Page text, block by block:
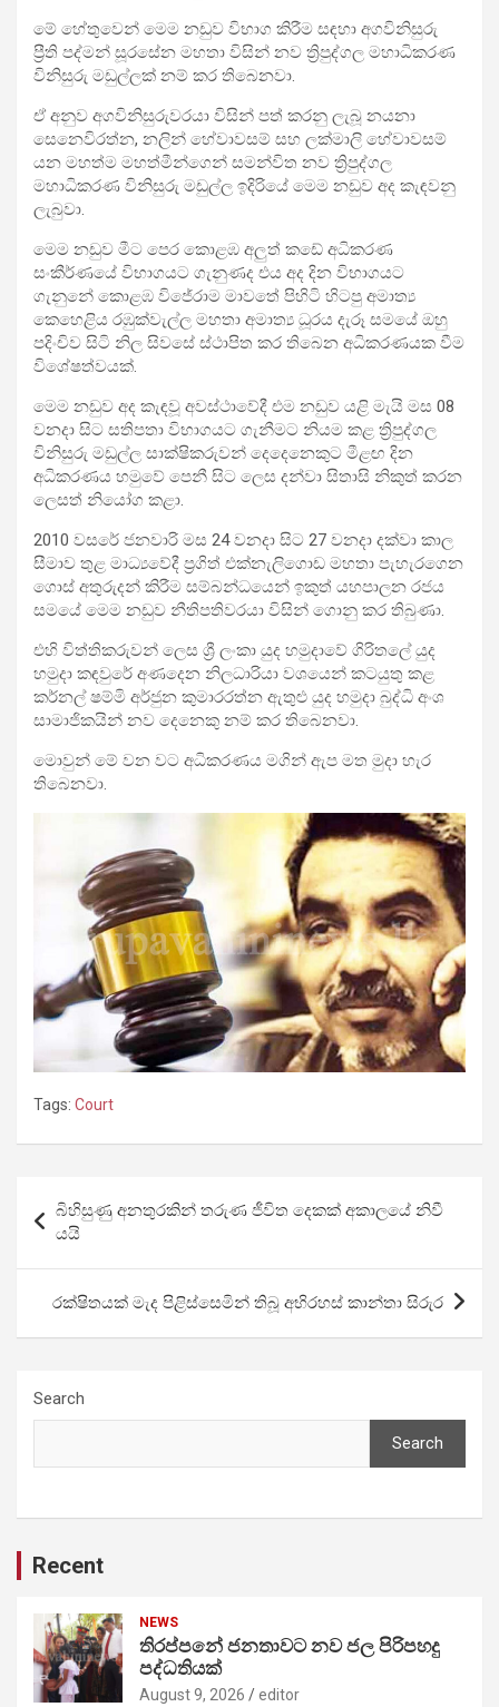
මේ හේතුවෙන් මෙම නඩුව විභාග කිරීම සඳහා අගවිනිසුරු
ප්‍රීති පද්මන් සූරසේන මහතා විසින් නව ත්‍රිපුද්ගල මහාධිකරණ
විනිසුරු මඩුල්ලක් නම් කර තිබෙනවා.
ඒ අනුව අගවිනිසුරුවරයා විසින් පත් කරනු ලැබූ නයනා
සෙනෙවිරත්න, නලින් හේවාවසම් සහ ලක්මාලි හේවාවසම්
යන මහත්ම මහත්මීන්ගෙන් සමන්විත නව ත්‍රිපුද්ගල
මහාධිකරණ විනිසුරු මඩුල්ල ඉදිරියේ මෙම නඩුව අද කැඳවනු
ලැබුවා.
මෙම නඩුව මීට පෙර කොළඹ අලුත් කඩේ අධිකරණ
සංකීර්ණයේ විභාගයට ගැනුණද එය අද දින විභාගයට
ගැනුනේ කොළඹ විජේරාම මාවතේ පිහිටි හිටපු අමාත්‍ය
කෙහෙළිය රඹුක්වැල්ල මහතා අමාත්‍ය ධූරය දැරූ සමයේ ඔහු
පදිංචිව සිටි නිල සිවසේ ස්ථාපිත කර තිබෙන අධිකරණයක වීම
විශේෂත්වයක්.
මෙම නඩුව අද කැඳවූ අවස්ථාවේදී එම නඩුව යළි මැයි මස 08
වනදා සිට සතිපතා විභාගයට ගැනීමට නියම කළ ත්‍රිපුද්ගල
විනිසුරු මඩුල්ල සාක්ෂිකරුවන් දෙදෙනෙකුට මීළඟ දින
අධිකරණය හමුවේ පෙනී සිට ලෙස දන්වා සිතාසි නිකුත් කරන
ලෙසත් නියෝග කළා.
2010 වසරේ ජනවාරි මස 24 වනදා සිට 27 වනදා දක්වා කාල
සීමාව තුළ මාධ්‍යවේදී ප්‍රගිත් එක්නැලිගොඩ මහතා පැහැරගෙන
ගොස් අතුරුදන් කිරීම සම්බන්ධයෙන් ඉකුත් යහපාලන රජය
සමයේ මෙම නඩුව නීතිපතිවරයා විසින් ගොනු කර තිබුණා.
එහි විත්තිකරුවන් ලෙස ශ්‍රී ලංකා යුද හමුදාවේ ගිරිතලේ යුද
හමුදා කඳවුරේ අණදෙන නිලධාරියා වශයෙන් කටයුතු කළ
කර්නල් ෂම්මි අර්ජුන කුමාරරත්න ඇතුළු යුද හමුදා බුද්ධි අංශ
සාමාජිකයින් නව දෙනෙකු නම් කර තිබෙනවා.
මොවුන් මේ වන වට අධිකරණය මගින් ඇප මත මුදා හැර
තිබෙනවා.
Tags: Court
Post
navigation
බිහිසුණු අනතුරකින් තරුණ ජීවිත දෙකක් අකාලයේ නිවී
යයි
රක්ෂිතයක් මැද පිළිස්සෙමින් තිබූ අභිරහස් කාන්තා සිරුර
Search
Search
Recent
NEWS
තිරප්පනේ ජනතාවට නව ජල පිරිපහදු
පද්ධතියක්
August 9, 2026 editor